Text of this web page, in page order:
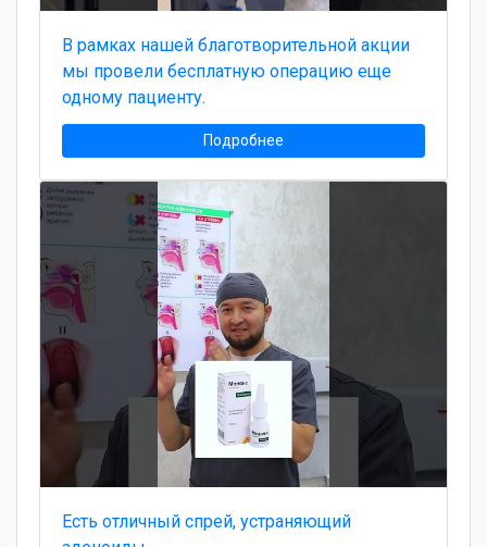
В рамках нашей благотворительной акции
мы провели бесплатную операцию еще
одному пациенту.
Подробнее
Есть отличный спрей, устраняющий